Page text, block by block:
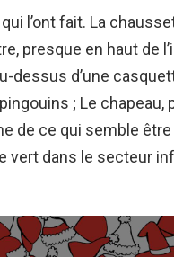
l’ont fait. La
presque en haut de
dessus d’une
; Le chapeau,
de ce qui semble être
vert dans le secteur